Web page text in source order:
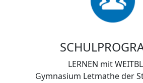
LERNEN mit
Gymnasium Letmathe der